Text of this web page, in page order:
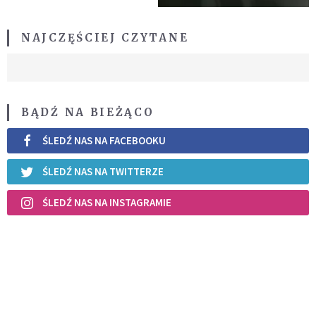
NAJCZĘŚCIEJ CZYTANE
BĄDŹ NA BIEŻĄCO
ŚLEDŹ NAS NA FACEBOOKU
ŚLEDŹ NAS NA TWITTERZE
ŚLEDŹ NAS NA INSTAGRAMIE